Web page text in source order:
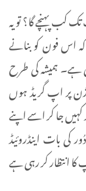
پہنچے گا؟ تو یہ
اس فون کو بنانے
ہے۔ ہمیشہ کی طرح
پر اپ گریڈ ہوں
ورژن کی ریلیز کے 90 دن بعد کہیں جا کر اسے اپنے
کی بات اینڈروئیڈ
کا انتظار کر رہی ہے